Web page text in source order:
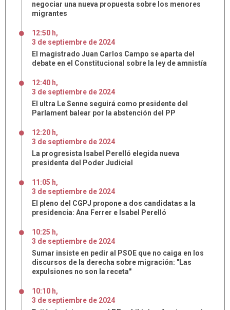
negociar una nueva propuesta sobre los menores
migrantes
12:50 h,
3 de septiembre de 2024
El magistrado Juan Carlos Campo se aparta del
debate en el Constitucional sobre la ley de amnistía
12:40 h,
3 de septiembre de 2024
El ultra Le Senne seguirá como presidente del
Parlament balear por la abstención del PP
12:20 h,
3 de septiembre de 2024
La progresista Isabel Perelló elegida nueva
presidenta del Poder Judicial
11:05 h,
3 de septiembre de 2024
El pleno del CGPJ propone a dos candidatas a la
presidencia: Ana Ferrer e Isabel Perelló
10:25 h,
3 de septiembre de 2024
Sumar insiste en pedir al PSOE que no caiga en los
discursos de la derecha sobre migración: "Las
expulsiones no son la receta"
10:10 h,
3 de septiembre de 2024